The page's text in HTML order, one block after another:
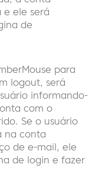
e ele será
de
para
logout, será
informando-
com o
Se o usuário
na conta
de e-mail, ele
de login e fazer